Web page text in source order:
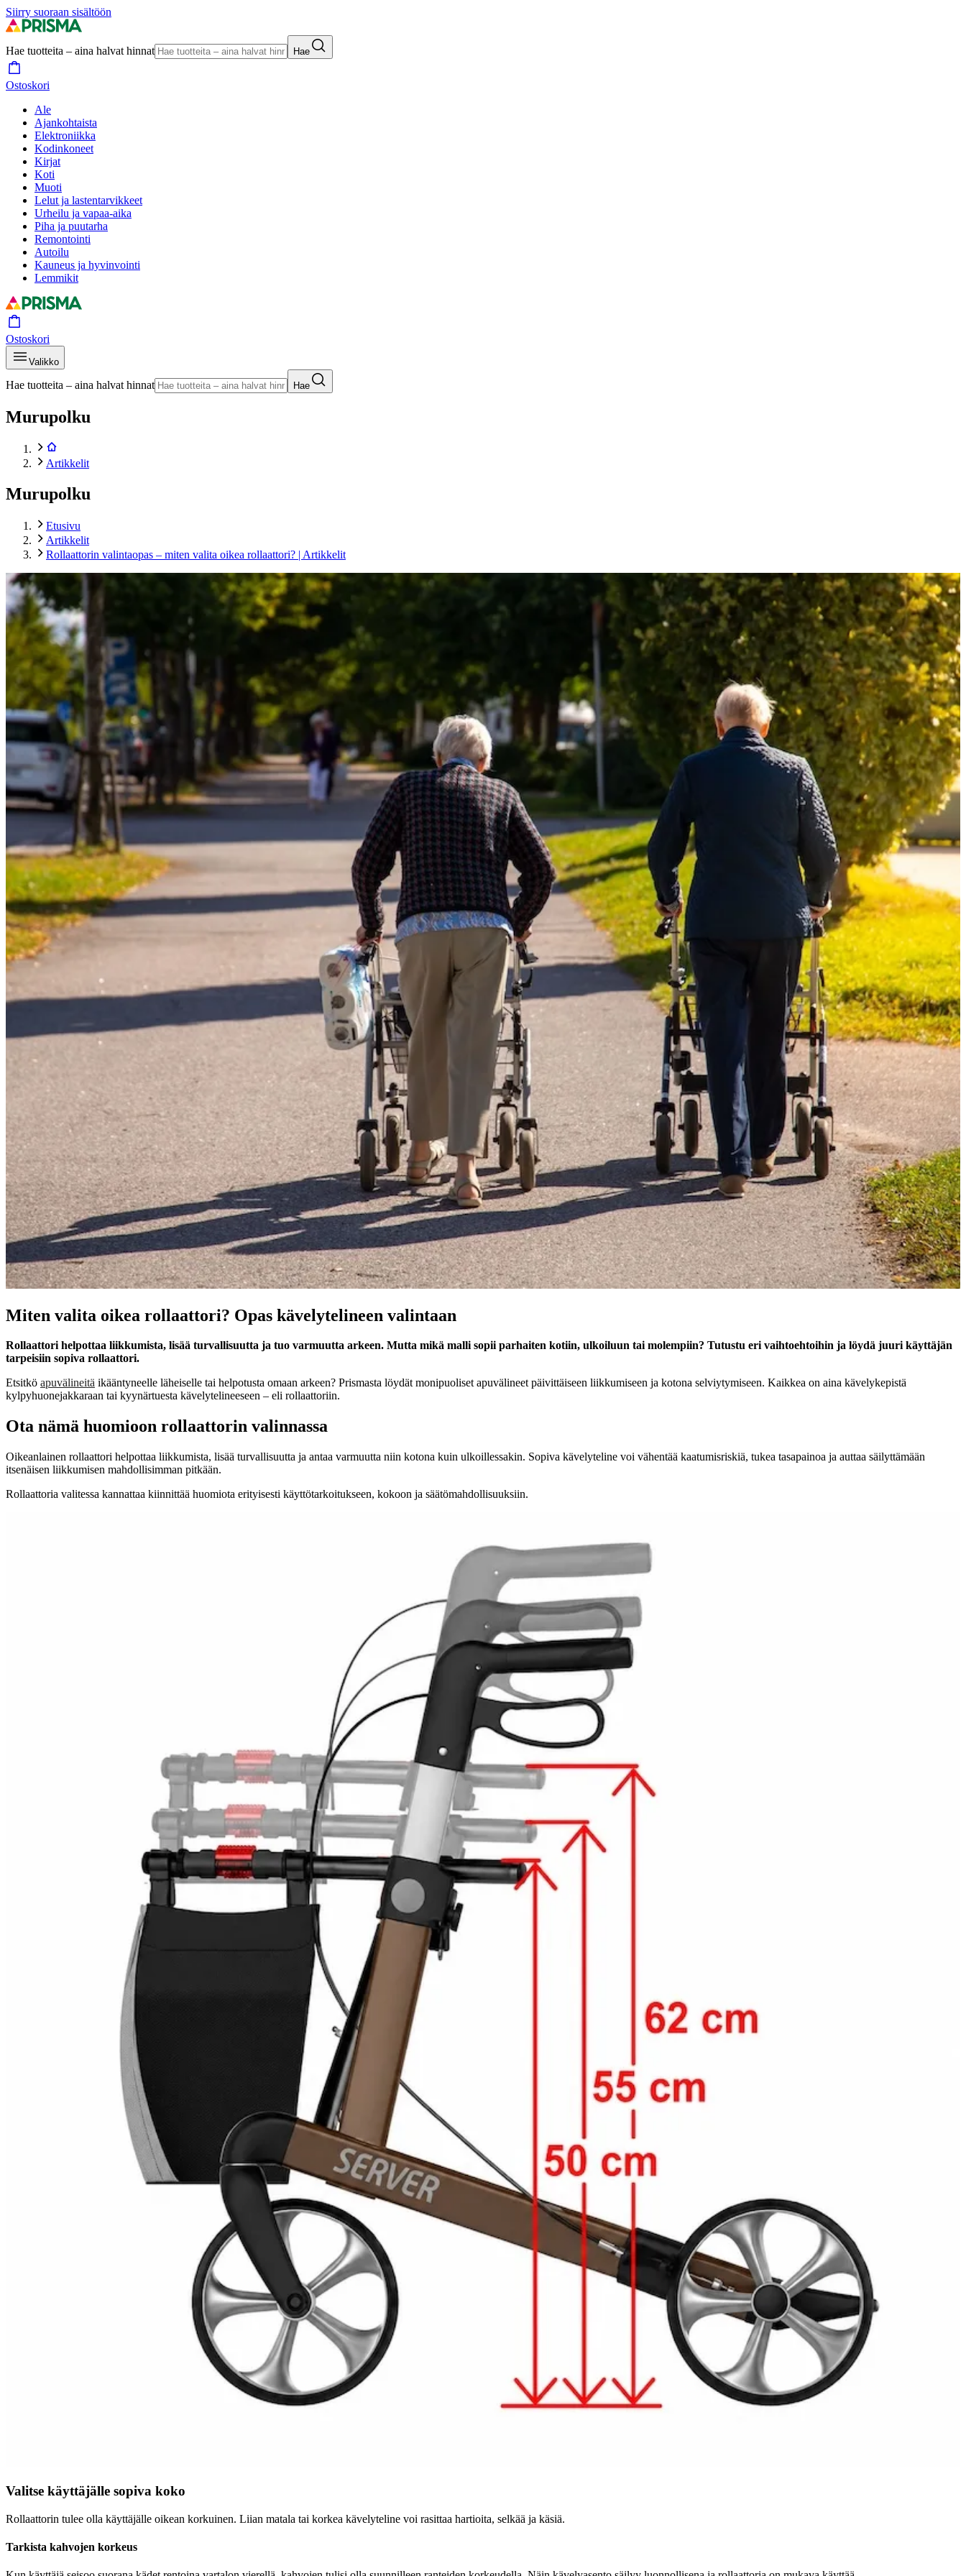
Siirry suoraan sisältöön
Hae tuotteita – aina halvat hinnat Hae
Ostoskori
Ale
Ajankohtaista
Elektroniikka
Kodinkoneet
Kirjat
Koti
Muoti
Lelut ja lastentarvikkeet
Urheilu ja vapaa-aika
Piha ja puutarha
Remontointi
Autoilu
Kauneus ja hyvinvointi
Lemmikit
Ostoskori
Valikko
Hae tuotteita – aina halvat hinnat Hae
Murupolku
Artikkelit
Murupolku
Etusivu
Artikkelit
Rollaattorin valintaopas – miten valita oikea rollaattori? | Artikkelit
Miten valita oikea rollaattori? Opas kävelytelineen valintaan
Rollaattori helpottaa liikkumista, lisää turvallisuutta ja tuo varmuutta arkeen. Mutta mikä malli sopii parhaiten kotiin, ulkoiluun tai molempiin? Tutustu eri vaihtoehtoihin ja löydä juuri käyttäjän
tarpeisiin sopiva rollaattori.
Etsitkö apuvälineitä ikääntyneelle läheiselle tai helpotusta omaan arkeen? Prismasta löydät monipuoliset apuvälineet päivittäiseen liikkumiseen ja kotona selviytymiseen. Kaikkea on aina kävelykepistä
kylpyhuonejakkaraan tai kyynärtuesta kävelytelineeseen – eli rollaattoriin.
Ota nämä huomioon rollaattorin valinnassa
Oikeanlainen rollaattori helpottaa liikkumista, lisää turvallisuutta ja antaa varmuutta niin kotona kuin ulkoillessakin. Sopiva kävelyteline voi vähentää kaatumisriskiä, tukea tasapainoa ja auttaa säilyttämään
itsenäisen liikkumisen mahdollisimman pitkään.
Rollaattoria valitessa kannattaa kiinnittää huomiota erityisesti käyttötarkoitukseen, kokoon ja säätömahdollisuuksiin.
Valitse käyttäjälle sopiva koko
Rollaattorin tulee olla käyttäjälle oikean korkuinen. Liian matala tai korkea kävelyteline voi rasittaa hartioita, selkää ja käsiä.
Tarkista kahvojen korkeus